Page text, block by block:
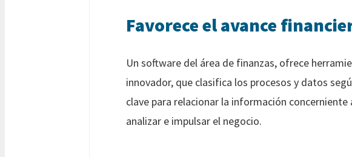
Favorece el avance
Un software del área de finanzas, ofrece
innovador, que clasifica los procesos y datos
clave para relacionar la información
analizar e impulsar el negocio.